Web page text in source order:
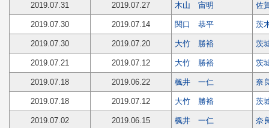
2019.07.31 2019.07.27 木山 宙明 佐
2019.07.30 2019.07.14 関口 恭平 茨
2019.07.30 2019.07.20 大竹 勝裕 茨
2019.07.21 2019.07.12 大竹 勝裕 茨
2019.07.18 2019.06.22 楓井 一仁 奈
2019.07.18 2019.07.12 大竹 勝裕 茨
2019.07.02 2019.06.15 楓井 一仁 奈